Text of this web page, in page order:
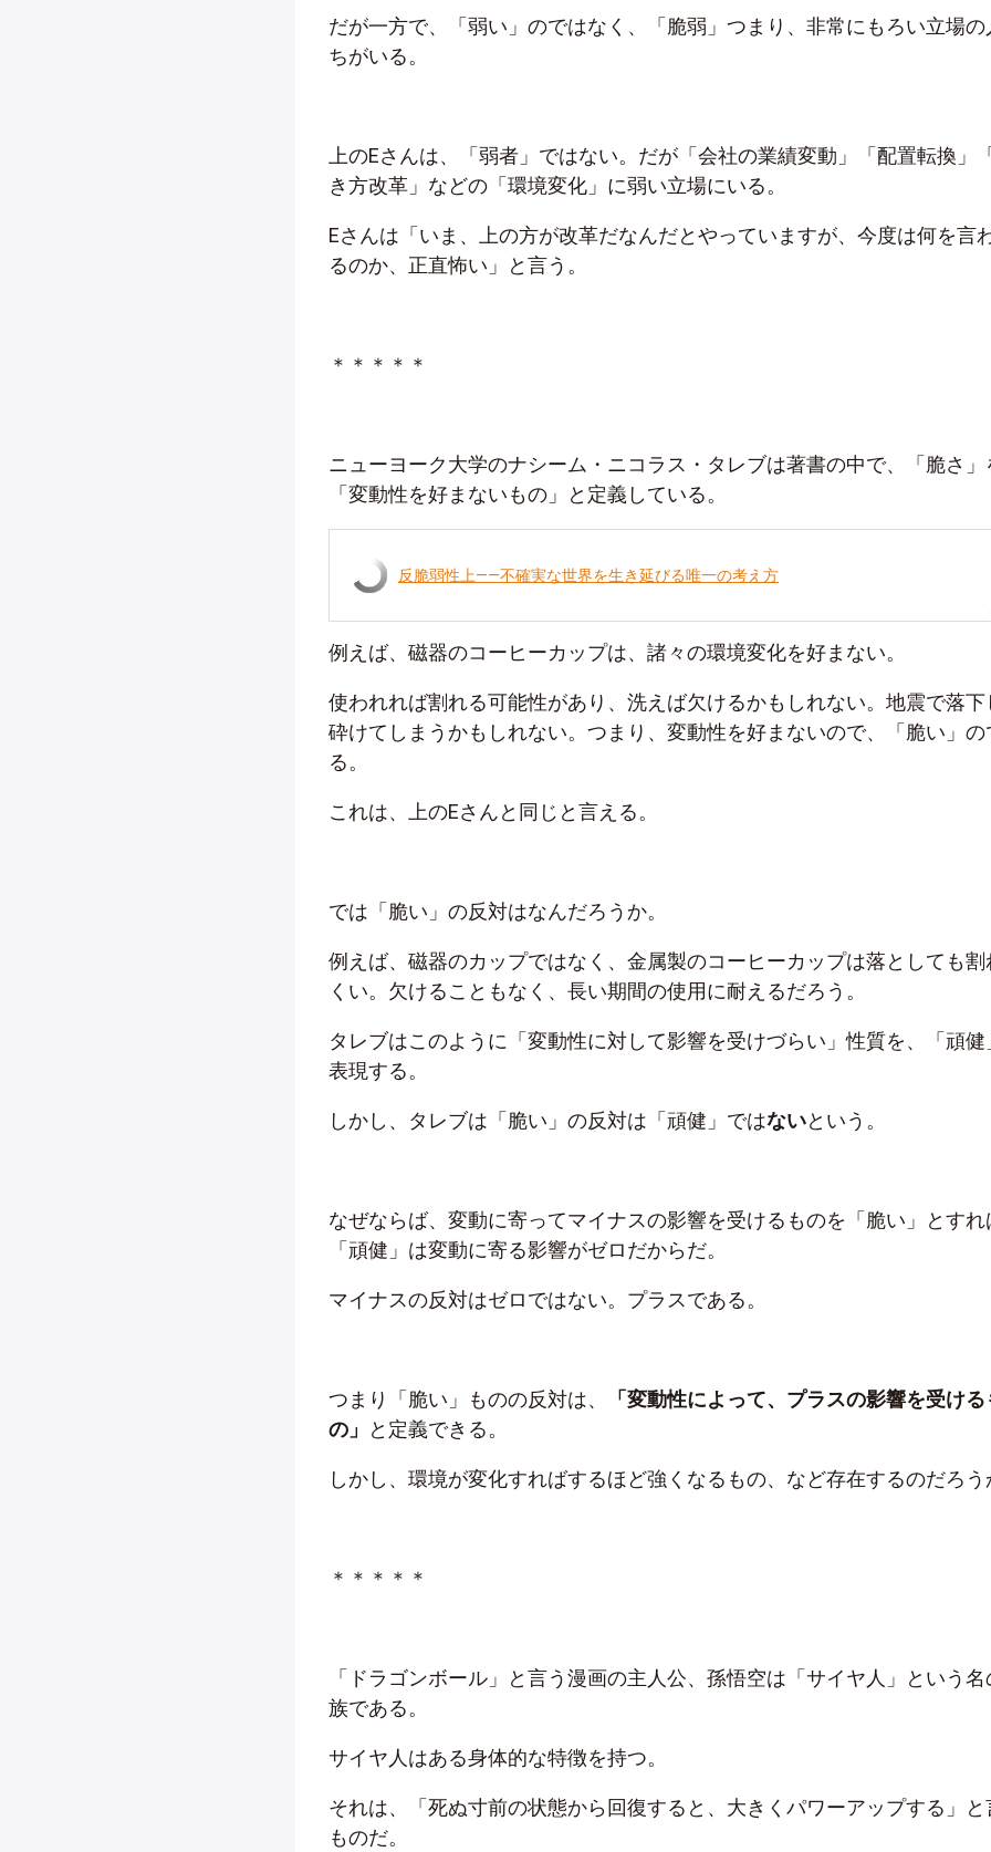
だが一方で、「弱い」のではなく、「脆弱」つまり、非常にもろい立場の
ちがいる。
上のEさんは、「弱者」ではない。だが「会社の業績変動」「配置転換」
き方改革」などの「環境変化」に弱い立場にいる。
Eさんは「いま、上の方が改革だなんだとやっていますが、今度は何を言
るのか、正直怖い」と言う。
＊＊＊＊＊
ニューヨーク大学のナシーム・ニコラス・タレブは著書の中で、「脆さ」
「変動性を好まないもの」と定義している。
反脆弱性上――不確実な世界を生き延びる唯一の考え方
例えば、磁器のコーヒーカップは、諸々の環境変化を好まない。
使われれば割れる可能性があり、洗えば欠けるかもしれない。地震で落下
砕けてしまうかもしれない。つまり、変動性を好まないので、「脆い」の
る。
これは、上のEさんと同じと言える。
では「脆い」の反対はなんだろうか。
例えば、磁器のカップではなく、金属製のコーヒーカップは落としても割
くい。欠けることもなく、長い期間の使用に耐えるだろう。
タレブはこのように「変動性に対して影響を受けづらい」性質を、「頑健
表現する。
しかし、タレブは「脆い」の反対は「頑健」ではないという。
なぜならば、変動に寄ってマイナスの影響を受けるものを「脆い」とすれ
「頑健」は変動に寄る影響がゼロだからだ。
マイナスの反対はゼロではない。プラスである。
つまり「脆い」ものの反対は、
「変動性によって、プラスの影響を受ける
の」
と定義できる。
しかし、環境が変化すればするほど強くなるもの、など存在するのだろう
＊＊＊＊＊
「ドラゴンボール」と言う漫画の主人公、孫悟空は「サイヤ人」という名
族である。
サイヤ人はある身体的な特徴を持つ。
それは、「死ぬ寸前の状態から回復すると、大きくパワーアップする」と
ものだ。